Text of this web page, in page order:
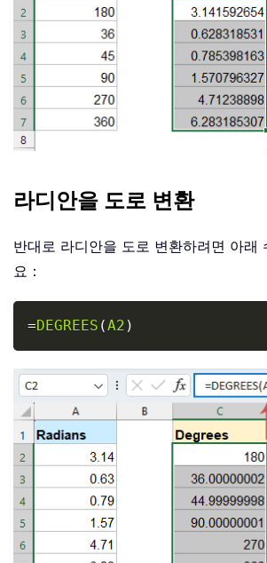
라디안을 도로 변환
반대로 라디안을 도로 변환하려면 아래
요：
=DEGREES (A2 )